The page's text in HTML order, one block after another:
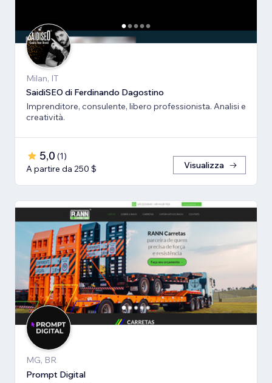
Milan, IT
SaidiSEO di Ferdinando Dagostino
Imprenditore, consulente, libero professionista. Analisi e
creatività.
5,0 (1)
A partire da 250 $
Visualizza
MG, BR
Prompt Digital